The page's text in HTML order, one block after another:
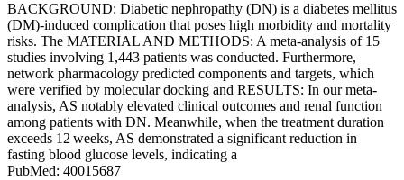
BACKGROUND: Diabetic nephropathy (DN) is a diabetes mellitus
(DM)-induced complication that poses high morbidity and mortality
risks. The MATERIAL AND METHODS: A meta-analysis of 15
studies involving 1,443 patients was conducted. Furthermore,
network pharmacology predicted components and targets, which
were verified by molecular docking and RESULTS: In our meta-
analysis, AS notably elevated clinical outcomes and renal function
among patients with DN. Meanwhile, when the treatment duration
exceeds 12 weeks, AS demonstrated a significant reduction in
fasting blood glucose levels, indicating a
PubMed: 40015687